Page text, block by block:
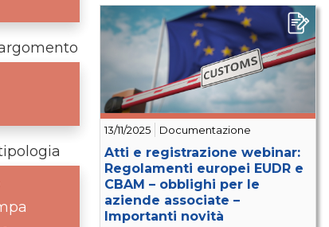
13/11/2025 Documentazione
Atti e registrazione webinar:
Regolamenti europei EUDR e
CBAM – obblighi per le
aziende associate –
Importanti novità